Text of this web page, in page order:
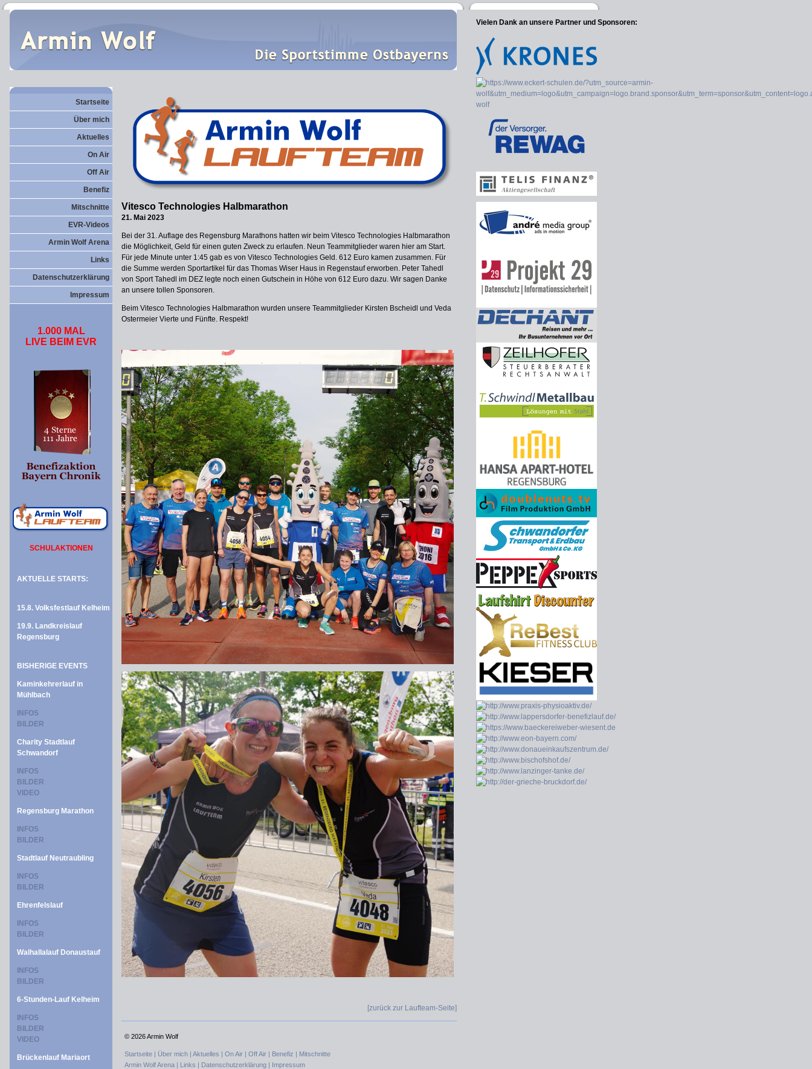
Startseite
Über mich
Aktuelles
On Air
Off Air
Benefiz
Mitschnitte
EVR-Videos
Armin Wolf Arena
Links
Datenschutzerklärung
Impressum
1.000 MAL
LIVE BEIM EVR
SCHULAKTIONEN
AKTUELLE STARTS:
15.8. Volksfestlauf Kelheim
19.9. Landkreislauf
Regensburg
BISHERIGE EVENTS
Kaminkehrerlauf in
Mühlbach
INFOS
BILDER
Charity Stadtlauf
Schwandorf
INFOS
BILDER
VIDEO
Regensburg Marathon
INFOS
BILDER
Stadtlauf Neutraubling
INFOS
BILDER
Ehrenfelslauf
INFOS
BILDER
Walhallalauf Donaustauf
INFOS
BILDER
6-Stunden-Lauf Kelheim
INFOS
BILDER
VIDEO
Brückenlauf Mariaort
Vitesco Technologies Halbmarathon
21. Mai 2023
Bei der 31. Auflage des Regensburg Marathons hatten wir beim Vitesco Technologies Halbmarathon
die Möglichkeit, Geld für einen guten Zweck zu erlaufen. Neun Teammitglieder waren hier am Start.
Für jede Minute unter 1:45 gab es von Vitesco Technologies Geld. 612 Euro kamen zusammen. Für
die Summe werden Sportartikel für das Thomas Wiser Haus in Regenstauf erworben. Peter Tahedl
von Sport Tahedl im DEZ legte noch einen Gutschein in Höhe von 612 Euro dazu. Wir sagen Danke
an unsere tollen Sponsoren.
Beim Vitesco Technologies Halbmarathon wurden unsere Teammitglieder Kirsten Bscheidl und Veda
Ostermeier Vierte und Fünfte. Respekt!
[zurück zur Laufteam-Seite]
© 2026 Armin Wolf
Startseite | Über mich | Aktuelles | On Air | Off Air | Benefiz | Mitschnitte
Armin Wolf Arena | Links | Datenschutzerklärung | Impressum
Vielen Dank an unsere Partner und Sponsoren: